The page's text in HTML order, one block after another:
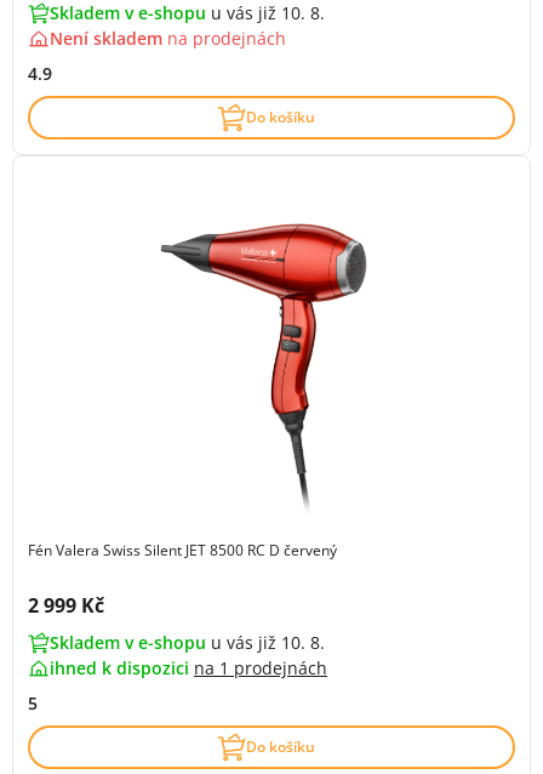
Skladem v e-shopu u vás již 10. 8.
Není skladem na prodejnách
4.9
Do košíku
Fén Valera Swiss Silent JET 8500 RC D červený
Cena s DPH:
2 999 Kč
Skladem v e-shopu u vás již 10. 8.
ihned k dispozici na 1 prodejnách
5
Do košíku